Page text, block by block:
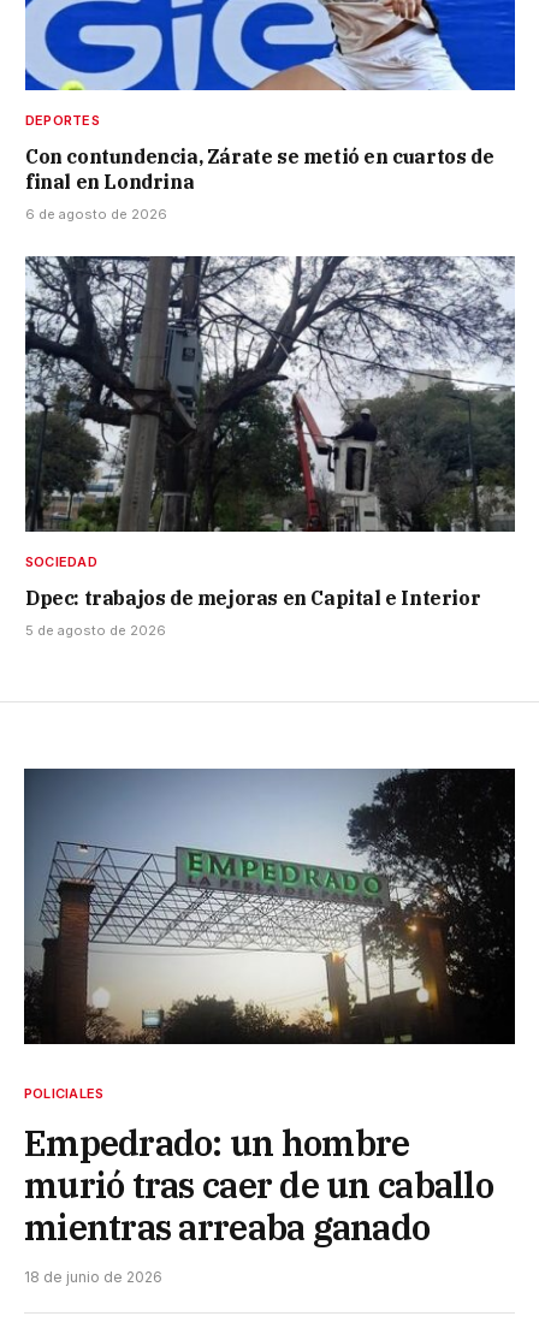
DEPORTES
Con contundencia, Zárate se metió en cuartos de
final en Londrina
6 de agosto de 2026
SOCIEDAD
Dpec: trabajos de mejoras en Capital e Interior
5 de agosto de 2026
POLICIALES
Empedrado: un hombre
murió tras caer de un caballo
mientras arreaba ganado
18 de junio de 2026